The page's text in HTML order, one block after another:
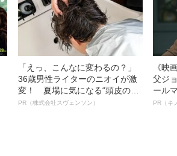
「えっ、こんなに変わるの？」
36歳男性ライターのニオイが激
変！ 夏場に気になる“頭皮のニ
オイ”や“ベタつき”を解消す
PR（株式会社スヴェンソン）
《映
父ジ
ール
ルイ
PR（キ